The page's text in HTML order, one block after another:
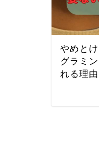
やめと
グラミ
れる理由